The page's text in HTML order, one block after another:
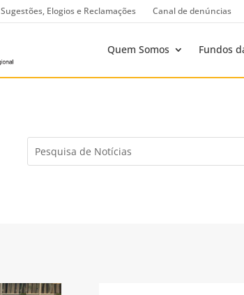
Sugestões, Elogios e Reclamações Canal de denúncias
Quem Somos Fundos